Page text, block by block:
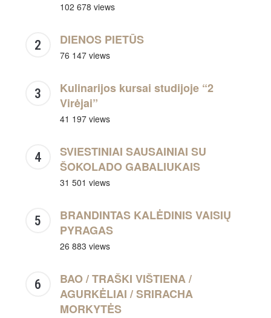
102 678 views
DIENOS PIETŪS
76 147 views
Kulinarijos kursai studijoje “2
Virėjai”
41 197 views
SVIESTINIAI SAUSAINIAI SU
ŠOKOLADO GABALIUKAIS
31 501 views
BRANDINTAS KALĖDINIS VAISIŲ
PYRAGAS
26 883 views
BAO / TRAŠKI VIŠTIENA /
AGURKĖLIAI / SRIRACHA
MORKYTĖS